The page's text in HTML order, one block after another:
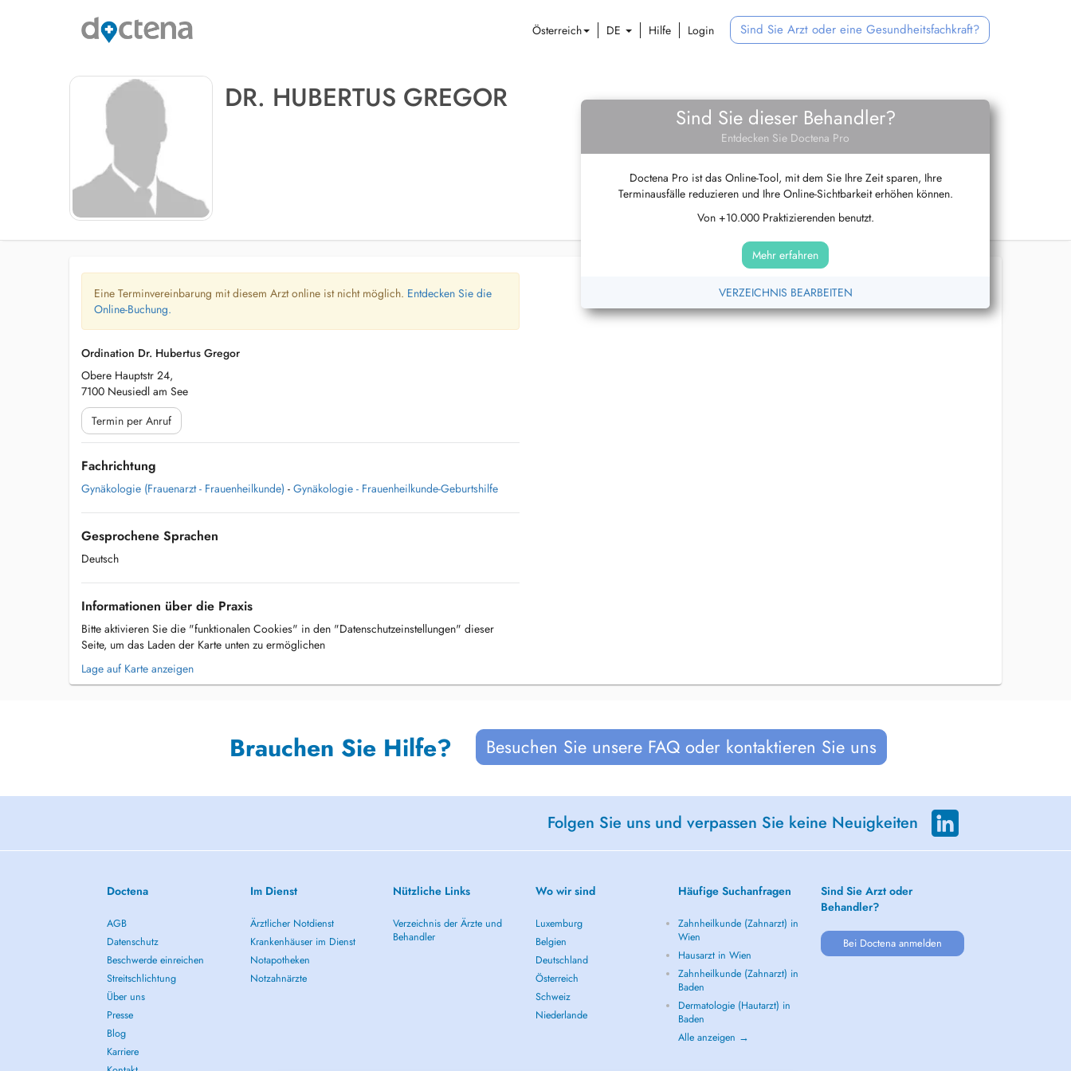
Österreich DE Hilfe Login Sind Sie Arzt oder eine Gesundheitsfachkraft?
DR. HUBERTUS GREGOR
Sind Sie dieser Behandler?
Entdecken Sie Doctena Pro
Doctena Pro ist das Online-Tool, mit dem Sie Ihre Zeit sparen, Ihre
Terminausfälle reduzieren und Ihre Online-Sichtbarkeit erhöhen können.
Von +10.000 Praktizierenden benutzt.
Mehr erfahren
VERZEICHNIS BEARBEITEN
Eine Terminvereinbarung mit diesem Arzt online ist nicht möglich. Entdecken Sie die
Online-Buchung.
Ordination Dr. Hubertus Gregor
Obere Hauptstr 24,
7100 Neusiedl am See
Termin per Anruf
Fachrichtung
Gynäkologie (Frauenarzt - Frauenheilkunde) - Gynäkologie - Frauenheilkunde-Geburtshilfe
Gesprochene Sprachen
Deutsch
Informationen über die Praxis
Bitte aktivieren Sie die "funktionalen Cookies" in den "Datenschutzeinstellungen" dieser
Seite, um das Laden der Karte unten zu ermöglichen
Lage auf Karte anzeigen
Brauchen Sie Hilfe? Besuchen Sie unsere FAQ oder kontaktieren Sie uns
Folgen Sie uns und verpassen Sie keine Neuigkeiten
Doctena
AGB
Datenschutz
Beschwerde einreichen
Streitschlichtung
Über uns
Presse
Blog
Karriere
Im Dienst
Ärztlicher Notdienst
Krankenhäuser im Dienst
Notapotheken
Notzahnärzte
Nützliche Links
Verzeichnis der Ärzte und
Behandler
Wo wir sind
Luxemburg
Belgien
Deutschland
Österreich
Schweiz
Niederlande
Häufige Suchanfragen
Zahnheilkunde (Zahnarzt) in
Wien
Hausarzt in Wien
Zahnheilkunde (Zahnarzt) in
Baden
Dermatologie (Hautarzt) in
Baden
Alle anzeigen →
Sind Sie Arzt oder
Behandler?
Bei Doctena anmelden